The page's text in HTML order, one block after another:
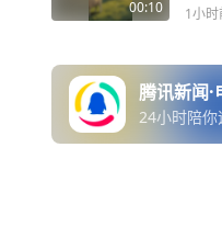
00:10 1小时
腾讯新闻·
24小时陪你